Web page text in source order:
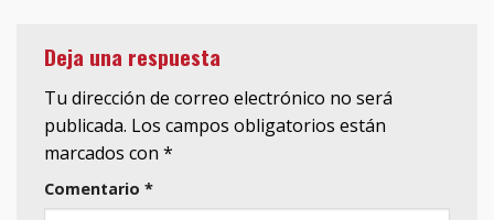
Deja una respuesta
Tu dirección de correo electrónico no será
publicada. Los campos obligatorios están
marcados con *
Comentario *